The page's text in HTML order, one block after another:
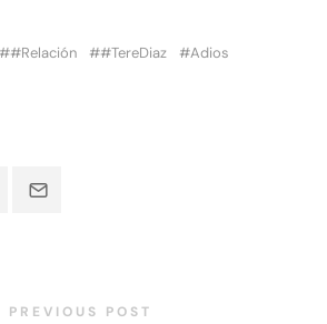
#Relación #TereDiaz
Adios
PREVIOUS POST